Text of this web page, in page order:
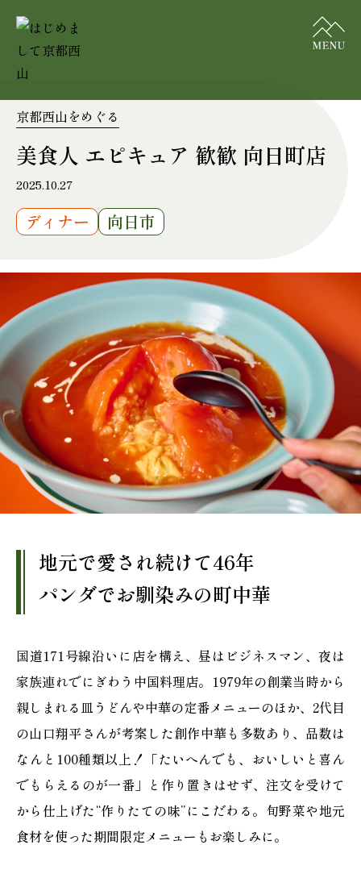
京都西山をめぐる
美食人 エピキュア 歓歓 向日町店
2025.10.27
ディナー 向日市
地元で愛され続けて46年
パンダでお馴染みの町中華
国道171号線沿いに店を構え、昼はビジネスマン、夜は
家族連れでにぎわう中国料理店。1979年の創業当時から
親しまれる皿うどんや中華の定番メニューのほか、2代目
の山口翔平さんが考案した創作中華も多数あり、品数は
なんと100種類以上！「たいへんでも、おいしいと喜ん
でもらえるのが一番」と作り置きはせず、注文を受けて
から仕上げた“作りたての味”にこだわる。旬野菜や地元
食材を使った期間限定メニューもお楽しみに。